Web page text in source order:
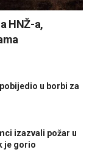
HNŽ-a,
u borbi za
izazvali požar u
je gorio